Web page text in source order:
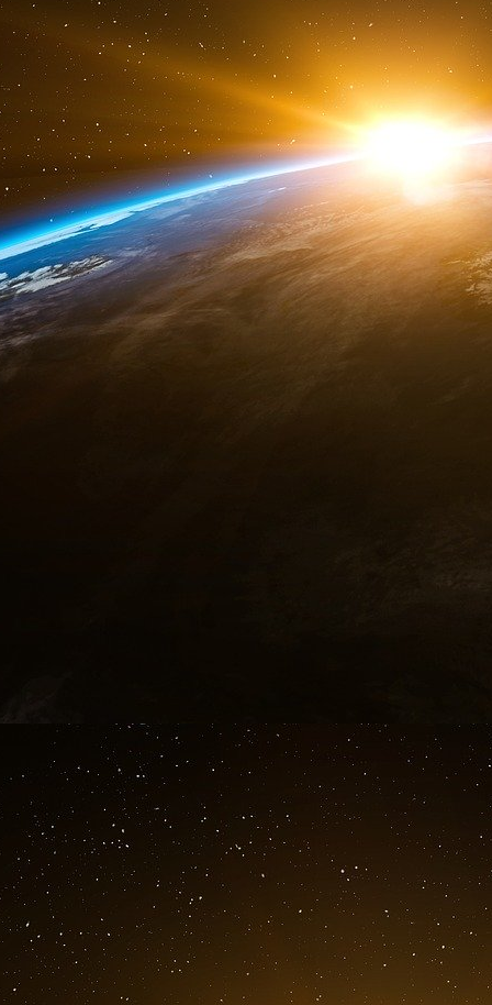
L’autre solution sera de mettre le pistolet
représente une manne financière
La flambée du cours du cuivre, sur les
devant la mine d’or que représentent les
de la totalité du cuivre représente près de 8,8
une mine de cuivre » il devra plier devant
fibre pour 2025, sinon il subira la foudre de
Geopolintel décembre 2025